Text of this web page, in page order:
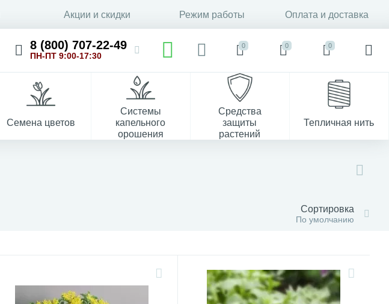
Акции и скидки Режим работы Оплата и доставка
8 (800) 707-22-49
ПН-ПТ 9:00-17:30
0 0 0
Семена цветов
Системы
капельного
орошения
Средства
защиты
растений
Тепличная нить
Сортировка
По умолчанию